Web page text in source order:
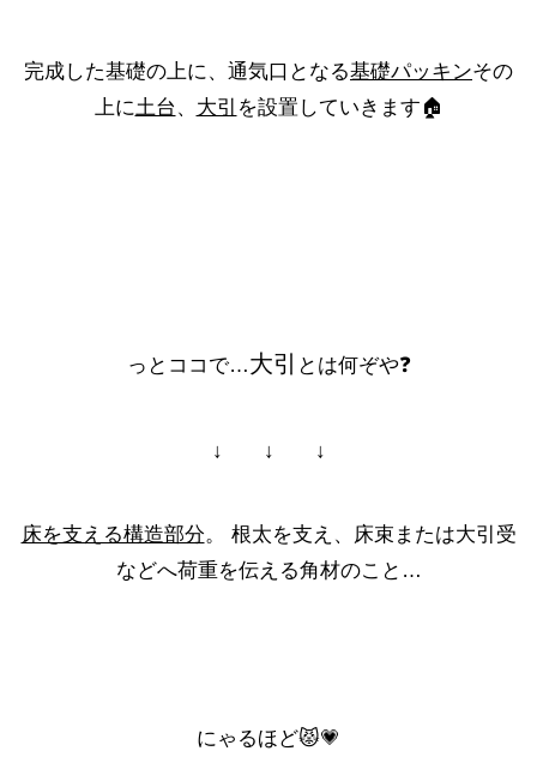
完成した基礎の上に、通気口となる基礎パッキンその
上に土台 、 大引 を設置していきます🏠
っとココで…大引 とは何ぞや❓
↓ ↓ ↓
床を支える構造部分。 根太を支え、床束または大引受
などへ荷重を伝える角材のこと…
にゃるほど😾💗